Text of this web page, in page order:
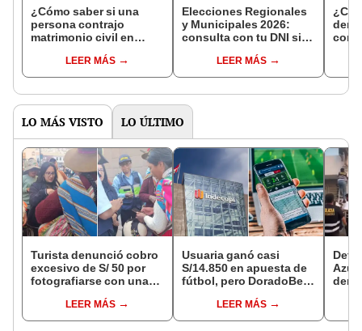
¿Cómo saber si una
persona contrajo
matrimonio civil en
LEER MÁS
Elecciones Regionales
y Municipales 2026:
consulta con tu DNI si
de mesa para este 4 de
octubre en el link oficial
LEER MÁS
con
LO MÁS VISTO LO ÚLTIMO
Turista denunció cobro
excesivo de S/ 50 por
fotografiarse con una
Serenazgo recuperó el
dinero
LEER MÁS
Usuaria ganó casi
S/14.850 en apuesta de
fútbol, pero DoradoBet
Indecopi multó a la
empresa con más de S/
LEER MÁS
Azul